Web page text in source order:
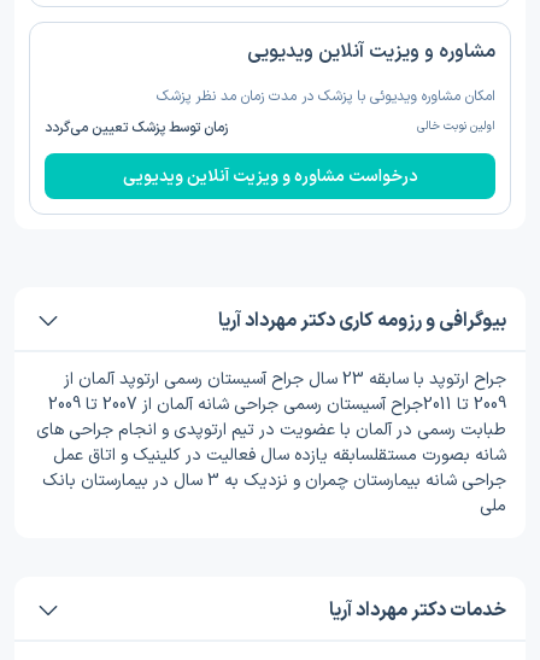
مشاوره و ویزیت آنلاین ویدیویی
امکان مشاوره ویدیوئی با پزشک در مدت زمان مد نظر پزشک
اولین نوبت خالی زمان توسط پزشک تعیین می‌گردد
درخواست مشاوره و ویزیت آنلاین ویدیویی
بیوگرافی و رزومه کاری دکتر مهرداد آریا
جراح ارتوپد با سابقه 23 سال جراح آسیستان رسمی ارتوپد آلمان از
2009 تا 2011جراح آسیستان رسمی جراحی شانه آلمان از 2007 تا 2009
طبابت رسمی در آلمان با عضویت در تیم ارتوپدی و انجام جراحی های
شانه بصورت مستقلسابقه یازده سال فعالیت در کلینیک و اتاق عمل
جراحی شانه بیمارستان چمران و نزدیک به 3 سال در بیمارستان بانک
ملی
خدمات دکتر مهرداد آریا